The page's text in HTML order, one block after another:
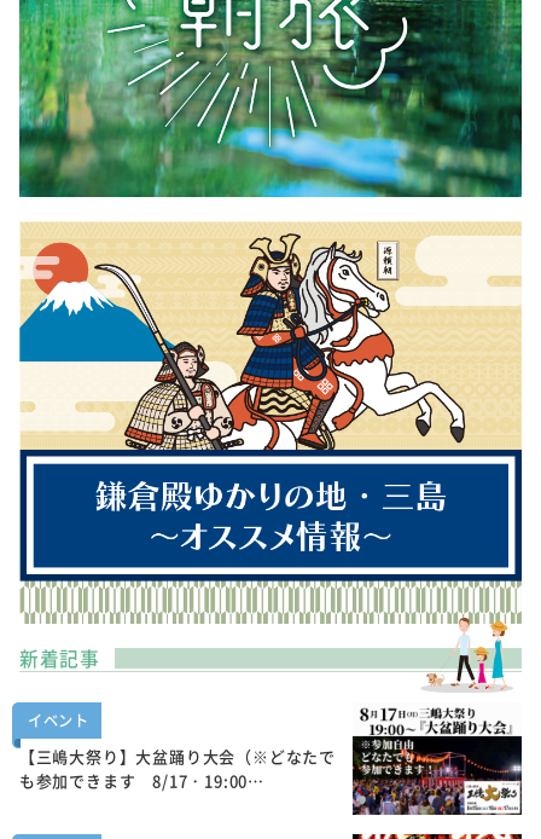
新着記事
イベント
【三嶋大祭り】大盆踊り大会（※どなたで
も参加できます 8/17・19:00…